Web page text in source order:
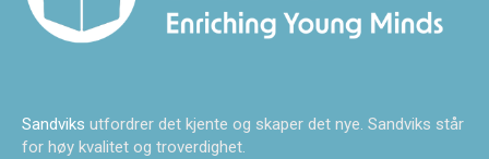
Sandviks utfordrer det kjente og skaper det nye. Sandviks står
for høy kvalitet og troverdighet.